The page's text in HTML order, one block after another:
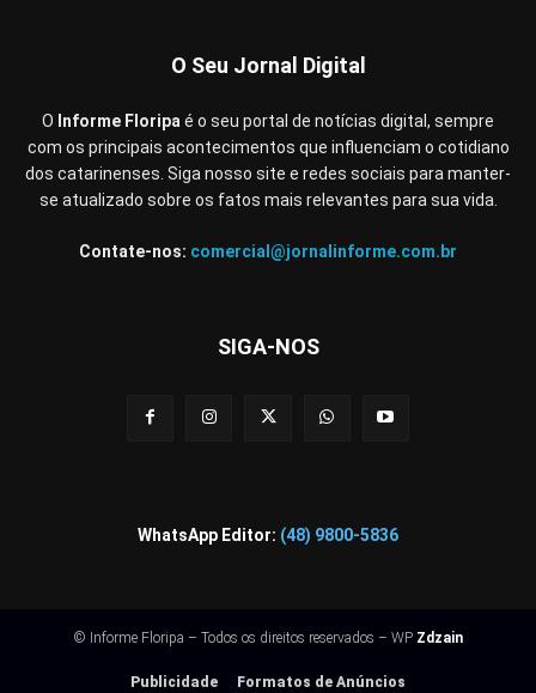
O Seu Jornal Digital
O Informe Floripaé o seu portal de notícias digital, sempre
com os principais acontecimentos que influenciam o cotidiano
dos catarinenses. Siga nosso site e redes sociais para manter-
se atualizado sobre os fatos mais relevantes para sua vida.
Contate-nos: comercial@jornalinforme.com.br
SIGA-NOS
WhatsApp Editor: (48) 9800-5836
© Informe Floripa – Todos os direitos reservados – WP Zdzain
Publicidade Formatos de Anúncios